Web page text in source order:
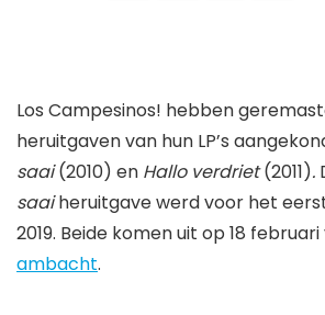
Los Campesinos! hebben
heruitgaven van hun LP’s
saai(2010) en Hallo verdriet(2011).
saaiheruitgave werd voor het
2019. Beide komen uit op 18 februari
ambacht.